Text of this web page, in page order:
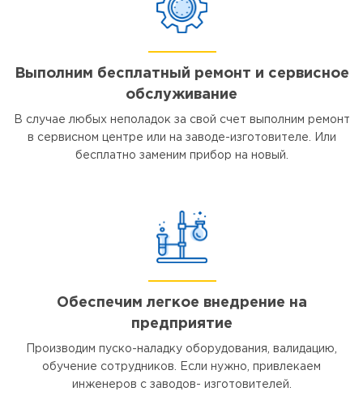
Выполним бесплатный ремонт и сервисное
обслуживание
В случае любых неполадок за свой счет выполним ремонт
в сервисном центре или на заводе-изготовителе. Или
бесплатно заменим прибор на новый.
Обеспечим легкое внедрение на
предприятие
Производим пуско-наладку оборудования, валидацию,
обучение сотрудников. Если нужно, привлекаем
инженеров с заводов- изготовителей.